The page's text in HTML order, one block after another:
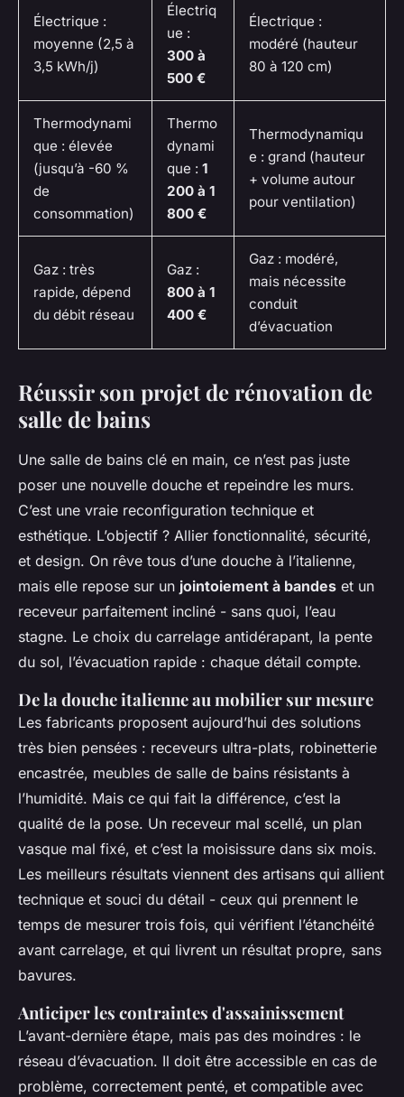
Électrique :
moyenne (2,5 à
3,5 kWh/j)
Électriq
ue :
300 à
500 €
Électrique :
modéré (hauteur
80 à 120 cm)
Thermodynami
que : élevée
(jusqu’à -60 %
de
consommation)
Thermo
dynami
que : 1
200 à 1
800 €
Thermodynamiqu
e : grand (hauteur
+ volume autour
pour ventilation)
Gaz : très
rapide, dépend
du débit réseau
Gaz :
800 à 1
400 €
Gaz : modéré,
mais nécessite
conduit
d’évacuation
Réussir son projet de rénovation de
salle de bains
Une salle de bains clé en main, ce n’est pas juste
poser une nouvelle douche et repeindre les murs.
C’est une vraie reconfiguration technique et
esthétique. L’objectif ? Allier fonctionnalité, sécurité,
et design. On rêve tous d’une douche à l’italienne,
mais elle repose sur un jointoiement à bandes et un
receveur parfaitement incliné - sans quoi, l’eau
stagne. Le choix du carrelage antidérapant, la pente
du sol, l’évacuation rapide : chaque détail compte.
De la douche italienne au mobilier sur mesure
Les fabricants proposent aujourd’hui des solutions
très bien pensées : receveurs ultra-plats, robinetterie
encastrée, meubles de salle de bains résistants à
l’humidité. Mais ce qui fait la différence, c’est la
qualité de la pose. Un receveur mal scellé, un plan
vasque mal fixé, et c’est la moisissure dans six mois.
Les meilleurs résultats viennent des artisans qui allient
technique et souci du détail - ceux qui prennent le
temps de mesurer trois fois, qui vérifient l’étanchéité
avant carrelage, et qui livrent un résultat propre, sans
bavures.
Anticiper les contraintes d'assainissement
L’avant-dernière étape, mais pas des moindres : le
réseau d’évacuation. Il doit être accessible en cas de
problème, correctement penté, et compatible avec